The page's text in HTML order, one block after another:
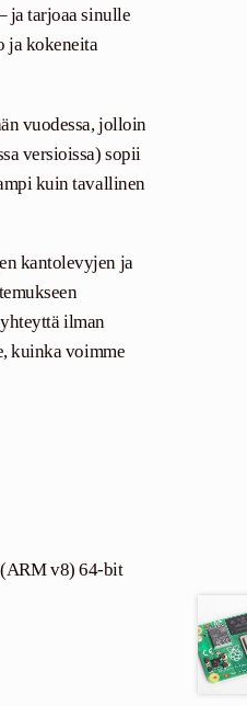
ja tarjoaa sinulle
ja kokeneita
vuodessa, jolloin
versioissa) sopii
kuin tavallinen
kantolevyjen ja
ilman
kuinka voimme
(ARM v8) 64-bit